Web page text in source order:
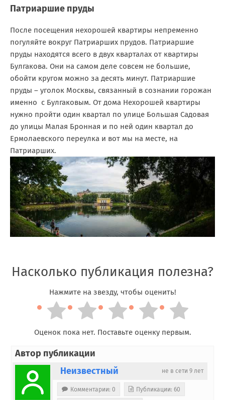
Патриаршие пруды
После посещения нехорошей квартиры непременно
погуляйте вокруг Патриарших прудов. Патриаршие
пруды находятся всего в двух кварталах от квартиры
Булгакова. Они на самом деле совсем не большие,
обойти кругом можно за десять минут. Патриаршие
пруды – уголок Москвы, связанный в сознании горожан
именно с Булгаковым. От дома Нехорошей квартиры
нужно пройти один квартал по улице Большая Садовая
до улицы Малая Бронная и по ней один квартал до
Ермолаевского переулка и вот мы на месте, на
Патриарших.
Насколько публикация полезна?
Нажмите на звезду, чтобы оценить!
Оценок пока нет. Поставьте оценку первым.
Автор публикации
не в сети 9 лет
Неизвестный
Комментарии: 0 Публикации: 60